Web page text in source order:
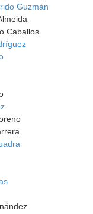
Guzmán
Caballos